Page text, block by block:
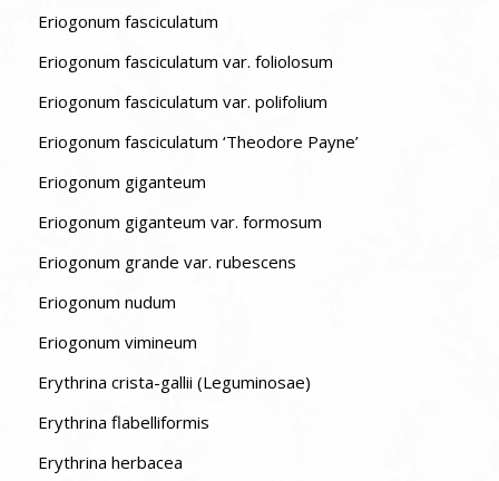
Eriogonum fasciculatum
Eriogonum fasciculatum var. foliolosum
Eriogonum fasciculatum var. polifolium
Eriogonum fasciculatum ‘Theodore Payne’
Eriogonum giganteum
Eriogonum giganteum var. formosum
Eriogonum grande var. rubescens
Eriogonum nudum
Eriogonum vimineum
Erythrina crista-gallii (Leguminosae)
Erythrina flabelliformis
Erythrina herbacea